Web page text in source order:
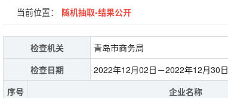
当前位置： 随机抽取-结果公开
检查机关 青岛市商务局
检查日期
2022年12月02日－2022年12月30日
序号
企业名称